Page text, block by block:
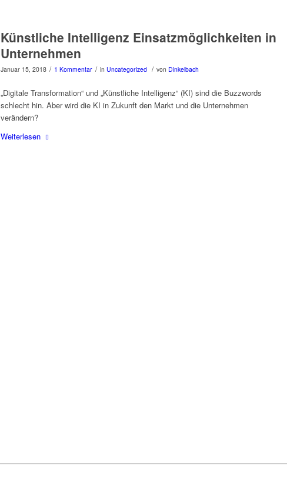
Künstliche Intelligenz Einsatzmöglichkeiten in
Unternehmen
Januar 15, 2018 / 1 Kommentar / in Uncategorized / von Dinkelbach
„Digitale Transformation“ und „Künstliche Intelligenz“ (KI) sind die Buzzwords
schlecht hin. Aber wird die KI in Zukunft den Markt und die Unternehmen
verändern?
Weiterlesen